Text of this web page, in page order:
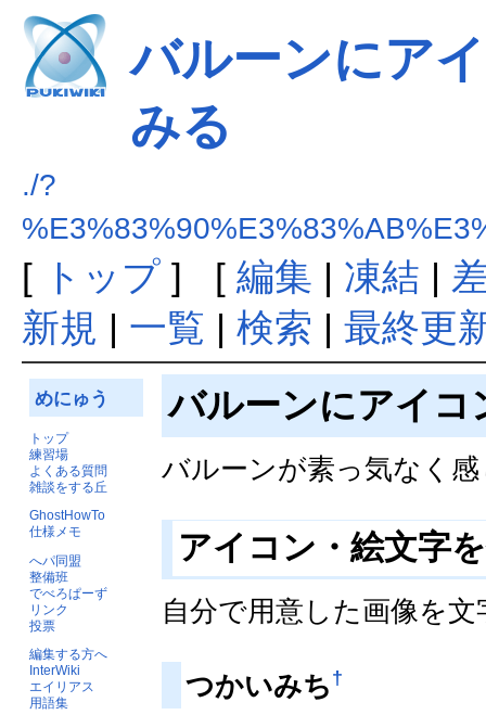
バルーンにア
みる
./?
[ トップ] [ 編集 | 凍結 |
新規 | 一覧 | 検索 | 最終更
めにゅう
トップ
練習場
よくある質問
雑談をする丘
GhostHowTo
仕様メモ
へパ同盟
整備班
でべろぱーず
リンク
投票
編集する方へ
InterWiki
エイリアス
用語集
バルーンにアイコ
バルーンが素っ気なく
アイコン・絵文字
自分で用意した画像を
つかいみち†